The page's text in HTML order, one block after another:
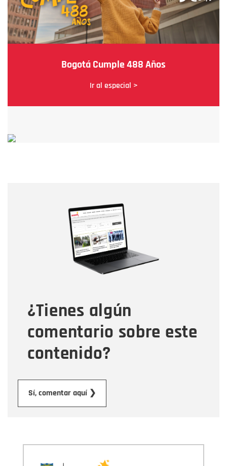
Bogotá Cumple 488 Años
Ir al especial >
¿Tienes algún
comentario sobre este
contenido?
Sí, comentar aquí ❯
Correo electrónico
Tipo de comentario
Mensaje